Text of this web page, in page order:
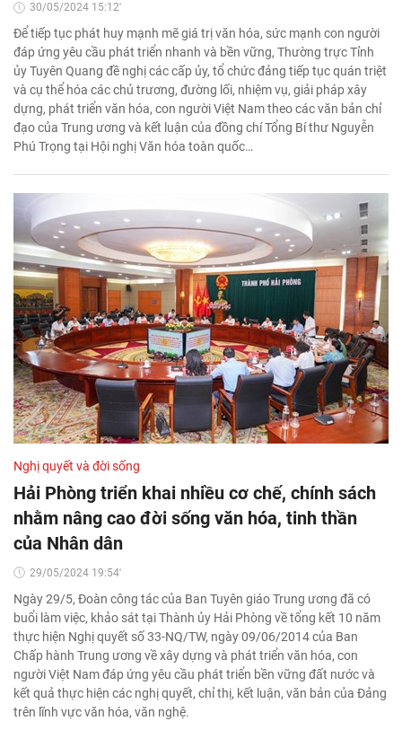
30/05/2024 15:12'
Để tiếp tục phát huy mạnh mẽ giá trị văn hóa, sức mạnh con người
đáp ứng yêu cầu phát triển nhanh và bền vững, Thường trực Tỉnh
ủy Tuyên Quang đề nghị các cấp ủy, tổ chức đảng tiếp tục quán triệt
và cụ thể hóa các chủ trương, đường lối, nhiệm vụ, giải pháp xây
dựng, phát triển văn hóa, con người Việt Nam theo các văn bản chỉ
đạo của Trung ương và kết luận của đồng chí Tổng Bí thư Nguyễn
Phú Trọng tại Hội nghị Văn hóa toàn quốc…
Nghị quyết và đời sống
Hải Phòng triển khai nhiều cơ chế, chính sách
nhằm nâng cao đời sống văn hóa, tinh thần
của Nhân dân
29/05/2024 19:54'
Ngày 29/5, Đoàn công tác của Ban Tuyên giáo Trung ương đã có
buổi làm việc, khảo sát tại Thành ủy Hải Phòng về tổng kết 10 năm
thực hiện Nghị quyết số 33-NQ/TW, ngày 09/06/2014 của Ban
Chấp hành Trung ương về xây dựng và phát triển văn hóa, con
người Việt Nam đáp ứng yêu cầu phát triển bền vững đất nước và
kết quả thực hiện các nghị quyết, chỉ thị, kết luận, văn bản của Đảng
trên lĩnh vực văn hóa, văn nghệ.